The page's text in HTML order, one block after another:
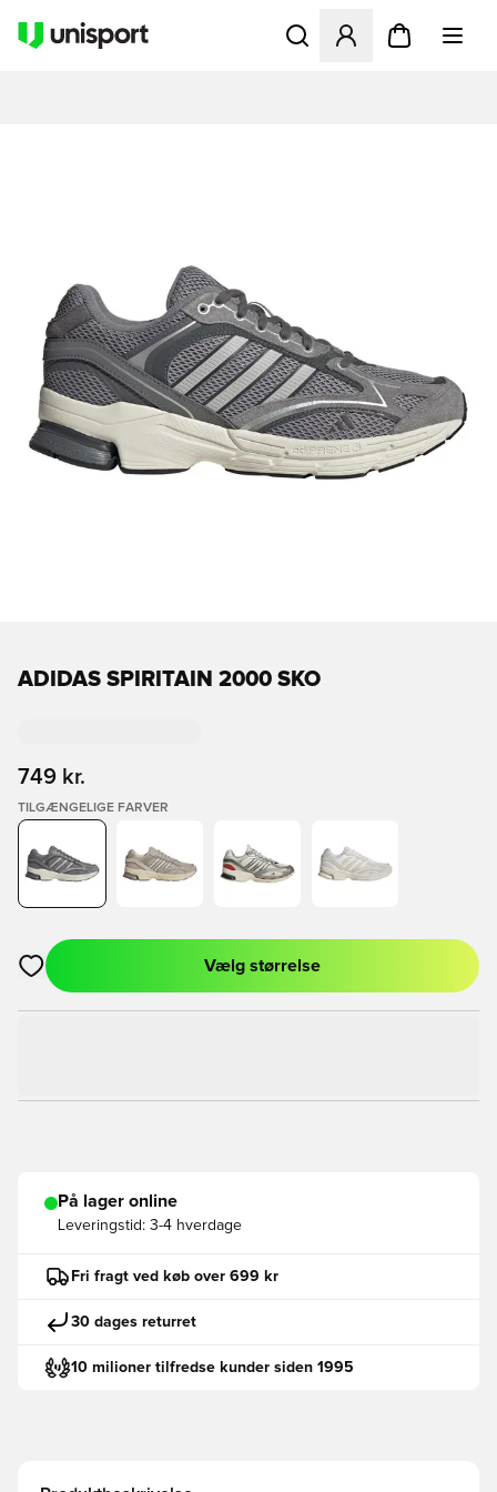
Åbner en Modal til at
ADIDAS SPIRITAIN 2000 SKO
749 kr.
TILGÆNGELIGE FARVER
Åbner en Modal til at logge ind eller tilmelde dig som medlem
Vælg størrelse
På lager online
Leveringstid: 3-4 hverdage
Fri fragt ved køb over 699 kr
30 dages returret
10 milioner tilfredse kunder siden 1995